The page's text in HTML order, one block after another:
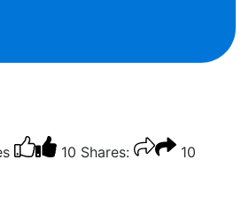
10 Shares:
10